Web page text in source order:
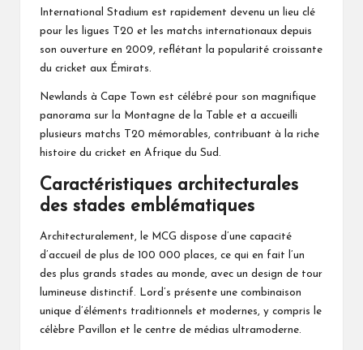
International Stadium est rapidement devenu un lieu clé
pour les ligues T20 et les matchs internationaux depuis
son ouverture en 2009, reflétant la popularité croissante
du cricket aux Émirats.
Newlands à Cape Town est célébré pour son magnifique
panorama sur la Montagne de la Table et a accueilli
plusieurs matchs T20 mémorables, contribuant à la riche
histoire du cricket en Afrique du Sud.
Caractéristiques architecturales
des stades emblématiques
Architecturalement, le MCG dispose d’une capacité
d’accueil de plus de 100 000 places, ce qui en fait l’un
des plus grands stades au monde, avec un design de tour
lumineuse distinctif. Lord’s présente une combinaison
unique d’éléments traditionnels et modernes, y compris le
célèbre Pavillon et le centre de médias ultramoderne.